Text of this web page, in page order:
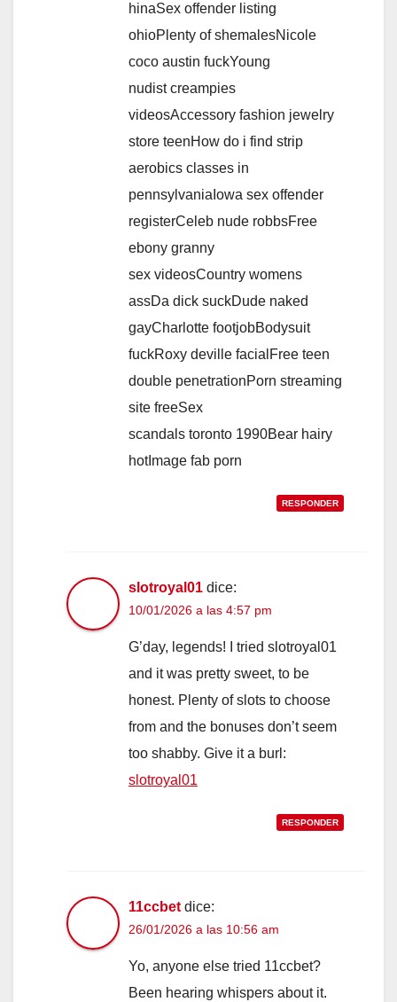
hinaSex offender listing
ohioPlenty of shemalesNicole
coco austin fuckYoung
nudist creampies
videosAccessory fashion jewelry
store teenHow do i find strip
aerobics classes in
pennsylvaniaIowa sex offender
registerCeleb nude robbsFree
ebony granny
sex videosCountry womens
assDa dick suckDude naked
gayCharlotte footjobBodysuit
fuckRoxy deville facialFree teen
double penetrationPorn streaming
site freeSex
scandals toronto 1990Bear hairy
hotImage fab porn
RESPONDER
slotroyal01 dice:
10/01/2026 a las 4:57 pm
G’day, legends! I tried slotroyal01
and it was pretty sweet, to be
honest. Plenty of slots to choose
from and the bonuses don’t seem
too shabby. Give it a burl:
slotroyal01
RESPONDER
11ccbet dice:
26/01/2026 a las 10:56 am
Yo, anyone else tried 11ccbet?
Been hearing whispers about it.